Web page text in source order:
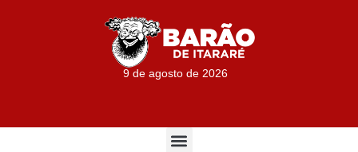
9 de agosto de 2026